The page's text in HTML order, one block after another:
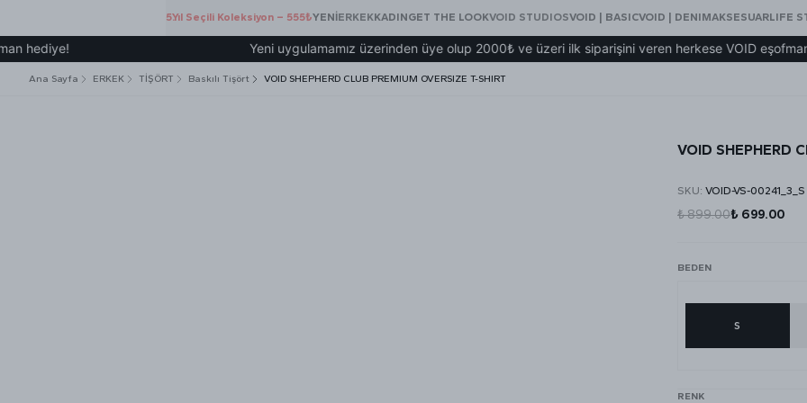
5.Yıl Seçili Koleksiyon – 555₺YENİERKEKKADINGET THE LOOKVOID STUDIOSVOID | BASICVOID | DENIMAKSESUARLIFE
Yeni uygulamamız üzerinden üye olup 2000₺ ve üzeri ilk siparişini veren herkese VOID eşofman
Ana Sayfa ERKEK TİŞÖRT Baskılı Tişört VOID SHEPHERD CLUB PREMIUM OVERSIZE T-SHIRT
VOID SHEPHERD
SKU: VOID-VS-00241_3_S
₺ 899.00₺ 699.00
BEDEN
S
RENK